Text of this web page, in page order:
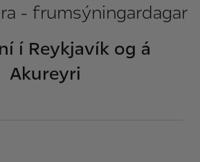
- frumsýningardagar
í Reykjavík og á
Akureyri